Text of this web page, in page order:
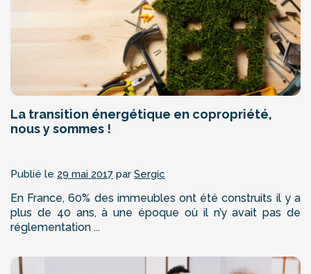
La transition énergétique en copropriété,
nous y sommes !
Publié le 29 mai 2017 par Sergic
En France, 60% des immeubles ont été construits il y a
plus de 40 ans, à une époque où il n’y avait pas de
réglementation ...